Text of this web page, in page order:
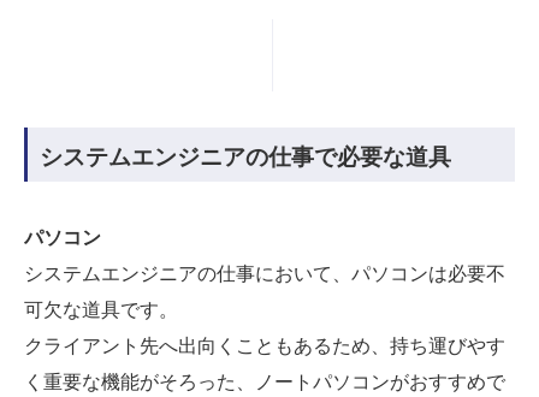
システムエンジニアの仕事で必要な道具
パソコン
システムエンジニアの仕事において、パソコンは必要不
可欠な道具です。
クライアント先へ出向くこともあるため、持ち運びやす
く重要な機能がそろった、ノートパソコンがおすすめで